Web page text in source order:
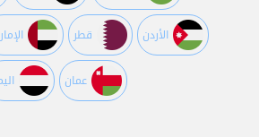
اﻷردن قطر
عمان